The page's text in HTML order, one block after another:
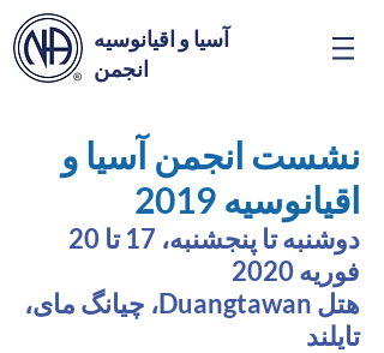
آسیا و اقیانوسیه
انجمن
نشست انجمن آسیا و
اقیانوسیه 2019
دوشنبه تا پنجشنبه، 17 تا 20
فوریه 2020
هتل Duangtawan، چیانگ مای،
تایلند